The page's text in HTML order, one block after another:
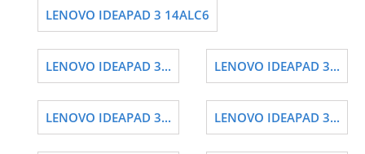
LENOVO IDEAPAD 3 14ALC6
LENOVO IDEAPAD 3... LENOVO IDEAPAD 3...
LENOVO IDEAPAD 3... LENOVO IDEAPAD 3...